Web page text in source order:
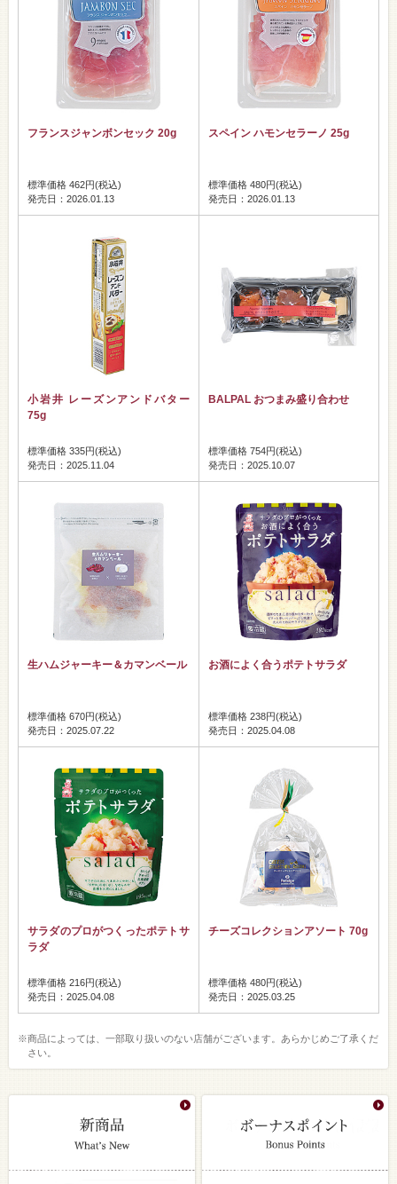
フランスジャンボンセック 20g
標準価格 462円(税込)
発売日：2026.01.13
スペイン ハモンセラーノ 25g
標準価格 480円(税込)
発売日：2026.01.13
小岩井 レーズンアンドバター
75g
標準価格 335円(税込)
発売日：2025.11.04
BALPAL おつまみ盛り合わせ
標準価格 754円(税込)
発売日：2025.10.07
生ハムジャーキー＆カマンベール
標準価格 670円(税込)
発売日：2025.07.22
お酒によく合うポテトサラダ
標準価格 238円(税込)
発売日：2025.04.08
サラダのプロがつくったポテトサ
ラダ
標準価格 216円(税込)
発売日：2025.04.08
チーズコレクションアソート 70g
標準価格 480円(税込)
発売日：2025.03.25
※商品によっては、一部取り扱いのない店舗がございます。あらかじめご了承くだ
さい。